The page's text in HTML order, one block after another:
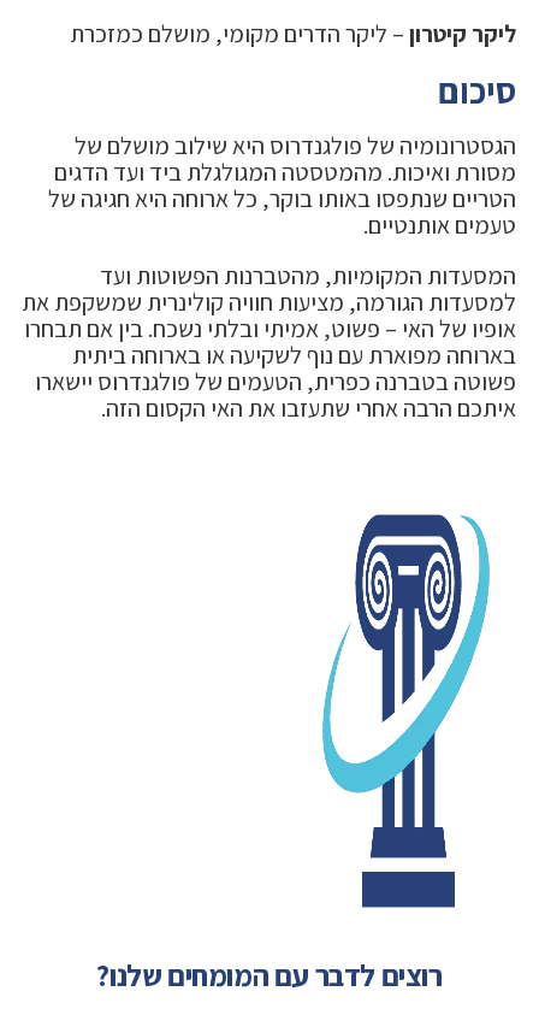
ליקר קיטרון– ליקר הדרים מקומי, מושלם כמזכרת
סיכום
הגסטרונומיה של פולגנדרוס היא שילוב מושלם של
מסורת ואיכות. מהמטסטה המגולגלת ביד ועד הדגים
הטריים שנתפסו באותו בוקר, כל ארוחה היא חגיגה של
טעמים אותנטיים.
המסעדות המקומיות, מהטברנות הפשוטות ועד
למסעדות הגורמה, מציעות חוויה קולינרית שמשקפת את
אופיו של האי – פשוט, אמיתי ובלתי נשכח. בין אם תבחרו
בארוחה מפוארת עם נוף לשקיעה או בארוחה ביתית
פשוטה בטברנה כפרית, הטעמים של פולגנדרוס יישארו
איתכם הרבה אחרי שתעזבו את האי הקסום הזה.
רוצים לדבר עם המומחים שלנו?